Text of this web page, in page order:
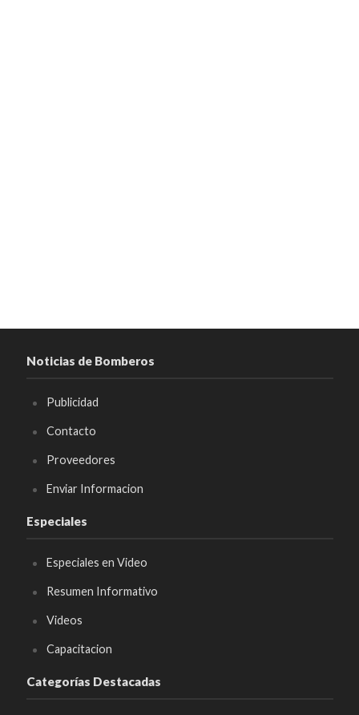
Noticias de Bomberos
Publicidad
Contacto
Proveedores
Enviar Informacion
Especiales
Especiales en Video
Resumen Informativo
Videos
Capacitacion
Categorías Destacadas